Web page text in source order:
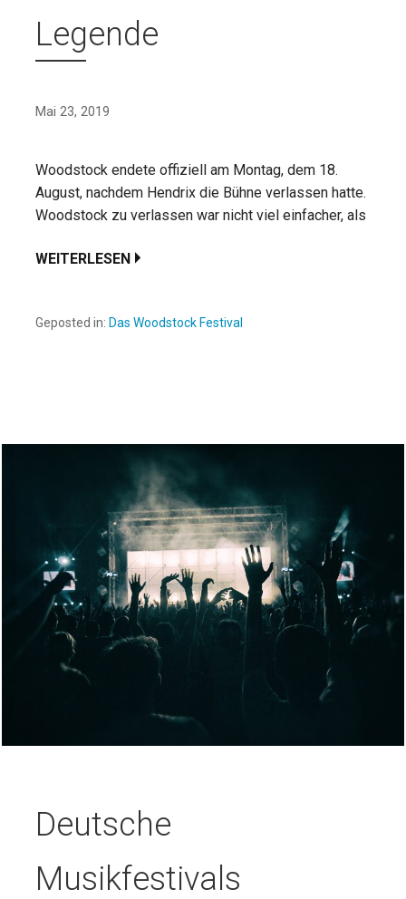
Legende
Mai 23, 2019
Woodstock endete offiziell am Montag, dem 18.
August, nachdem Hendrix die Bühne verlassen hatte.
Woodstock zu verlassen war nicht viel einfacher, als
WEITERLESEN
Geposted in: Das Woodstock Festival
Deutsche
Musikfestivals